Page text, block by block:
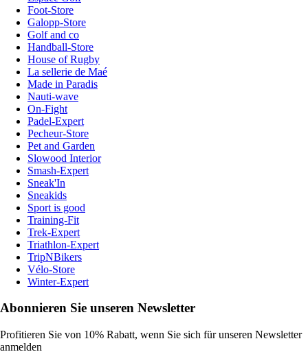
Foot-Store
Galopp-Store
Golf and co
Handball-Store
House of Rugby
La sellerie de Maé
Made in Paradis
Nauti-wave
On-Fight
Padel-Expert
Pecheur-Store
Pet and Garden
Slowood Interior
Smash-Expert
Sneak'In
Sneakids
Sport is good
Training-Fit
Trek-Expert
Triathlon-Expert
TripNBikers
Vélo-Store
Winter-Expert
Abonnieren Sie unseren Newsletter
Profitieren Sie von 10% Rabatt, wenn Sie sich für unseren Newsletter
anmelden